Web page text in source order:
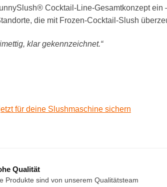
Cocktail-Line-Gesamtkonzept ein
die mit Frozen-Cocktail-Slush
klar gekennzeichnet.“
für deine Slushmaschine sichern
Qualität
Produkte sind von unserem Qualitätsteam